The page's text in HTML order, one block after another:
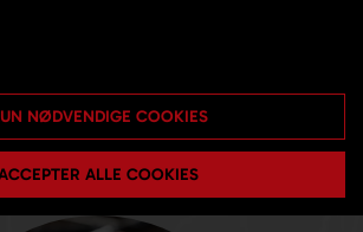
NØDVENDIGE COOKIES
ALLE COOKIES